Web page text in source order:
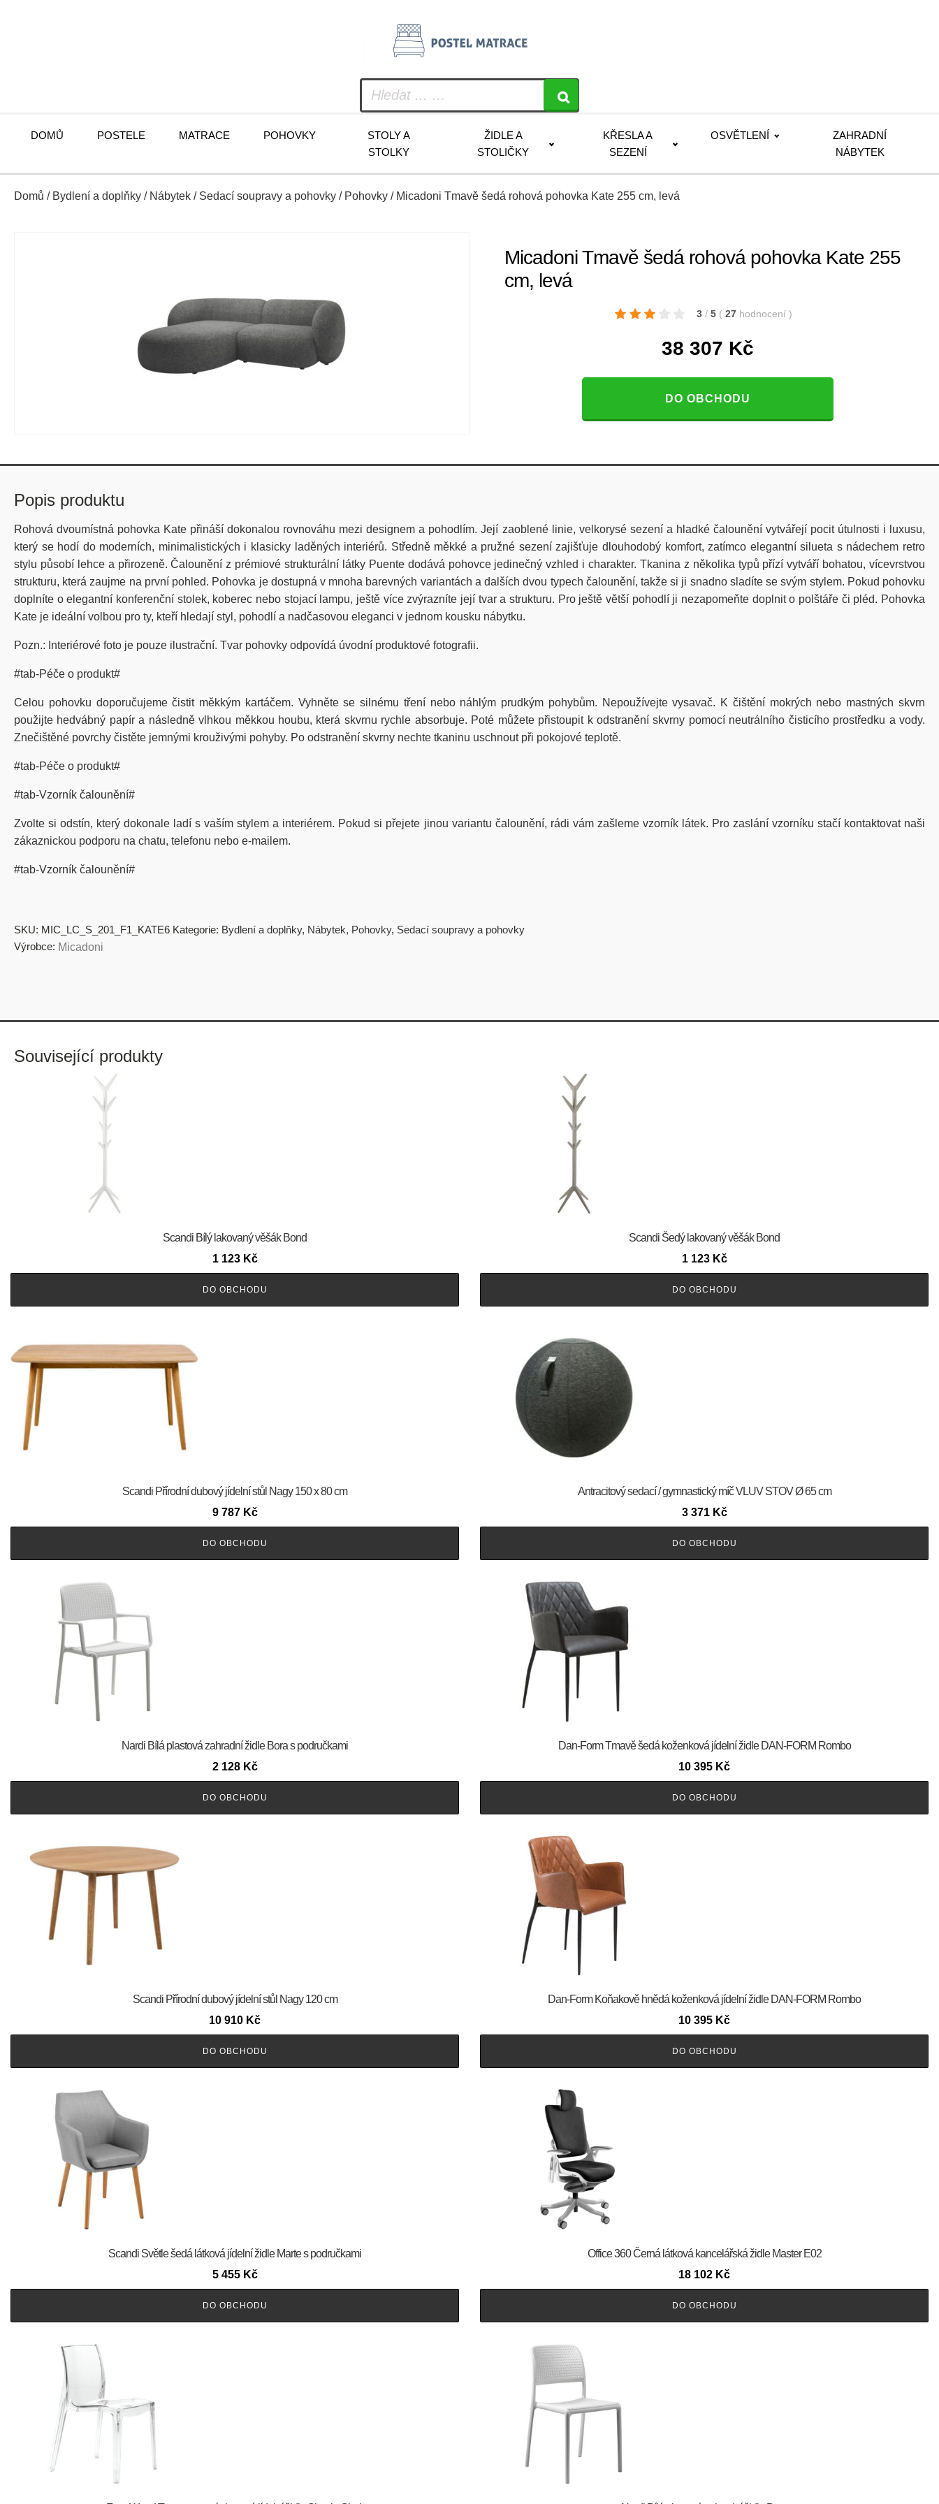
DOMŮ POSTELE MATRACE POHOVKY
STOLY A
STOLKY
ŽIDLE A
STOLIČKY
KŘESLA A
SEZENÍ
OSVĚTLENÍ
ZAHRADNÍ
NÁBYTEK
Domů / Bydlení a doplňky / Nábytek / Sedací soupravy a pohovky / Pohovky / Micadoni Tmavě šedá rohová pohovka Kate 255 cm, levá
Micadoni Tmavě šedá rohová pohovka Kate 255
cm, levá
3 / 5 ( 27 hodnocení )
38 307 Kč
DO OBCHODU
Popis produktu
Rohová dvoumístná pohovka Kate přináší dokonalou rovnováhu mezi designem a pohodlím. Její zaoblené linie, velkorysé sezení a hladké čalounění vytvářejí pocit útulnosti i luxusu,
který se hodí do moderních, minimalistických i klasicky laděných interiérů. Středně měkké a pružné sezení zajišťuje dlouhodobý komfort, zatímco elegantní silueta s nádechem retro
stylu působí lehce a přirozeně. Čalounění z prémiové strukturální látky Puente dodává pohovce jedinečný vzhled i charakter. Tkanina z několika typů přízí vytváří bohatou, vícevrstvou
strukturu, která zaujme na první pohled. Pohovka je dostupná v mnoha barevných variantách a dalších dvou typech čalounění, takže si ji snadno sladíte se svým stylem. Pokud pohovku
doplníte o elegantní konferenční stolek, koberec nebo stojací lampu, ještě více zvýrazníte její tvar a strukturu. Pro ještě větší pohodlí ji nezapomeňte doplnit o polštáře či pléd. Pohovka
Kate je ideální volbou pro ty, kteří hledají styl, pohodlí a nadčasovou eleganci v jednom kousku nábytku.
Pozn.: Interiérové foto je pouze ilustrační. Tvar pohovky odpovídá úvodní produktové fotografii.
#tab-Péče o produkt#
Celou pohovku doporučujeme čistit měkkým kartáčem. Vyhněte se silnému tření nebo náhlým prudkým pohybům. Nepoužívejte vysavač. K čištění mokrých nebo mastných skvrn
použijte hedvábný papír a následně vlhkou měkkou houbu, která skvrnu rychle absorbuje. Poté můžete přistoupit k odstranění skvrny pomocí neutrálního čisticího prostředku a vody.
Znečištěné povrchy čistěte jemnými krouživými pohyby. Po odstranění skvrny nechte tkaninu uschnout při pokojové teplotě.
#tab-Péče o produkt#
#tab-Vzorník čalounění#
Zvolte si odstín, který dokonale ladí s vaším stylem a interiérem. Pokud si přejete jinou variantu čalounění, rádi vám zašleme vzorník látek. Pro zaslání vzorníku stačí kontaktovat naši
zákaznickou podporu na chatu, telefonu nebo e-mailem.
#tab-Vzorník čalounění#
SKU: MIC_LC_S_201_F1_KATE6 Kategorie: Bydlení a doplňky, Nábytek, Pohovky, Sedací soupravy a pohovky
Výrobce: Micadoni
Související produkty
Scandi Bílý lakovaný věšák Bond
1 123 Kč
DO OBCHODU
Scandi Šedý lakovaný věšák Bond
1 123 Kč
DO OBCHODU
Scandi Přírodní dubový jídelní stůl Nagy 150 x 80 cm
9 787 Kč
DO OBCHODU
Antracitový sedací / gymnastický míč VLUV STOV Ø 65 cm
3 371 Kč
DO OBCHODU
Nardi Bílá plastová zahradní židle Bora s područkami
2 128 Kč
DO OBCHODU
​​​​​Dan-Form Tmavě šedá koženková jídelní židle DAN-FORM Rombo
10 395 Kč
DO OBCHODU
Scandi Přírodní dubový jídelní stůl Nagy 120 cm
10 910 Kč
DO OBCHODU
​​​​​Dan-Form Koňakově hnědá koženková jídelní židle DAN-FORM Rombo
10 395 Kč
DO OBCHODU
Scandi Světle šedá látková jídelní židle Marte s područkami
5 455 Kč
DO OBCHODU
Office 360 Černá látková kancelářská židle Master E02
18 102 Kč
DO OBCHODU